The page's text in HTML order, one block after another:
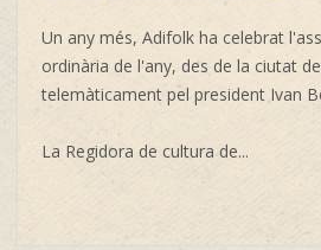
Un any més, Adifolk ha celebrat
ordinària de l'any, des de la ciutat
telemàticament pel president Ivan
La Regidora de cultura de...